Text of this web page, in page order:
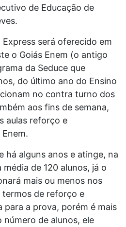
de Educação de
será oferecido em
o Goiás Enem (o antigo
da Seduce que
do último ano do Ensino
no contra turno dos
aos fins de semana,
aulas reforço e
há alguns anos e atinge, na
média de 120 alunos, já o
mais ou menos nos
termos de reforço e
para a prova, porém é mais
de alunos, ele